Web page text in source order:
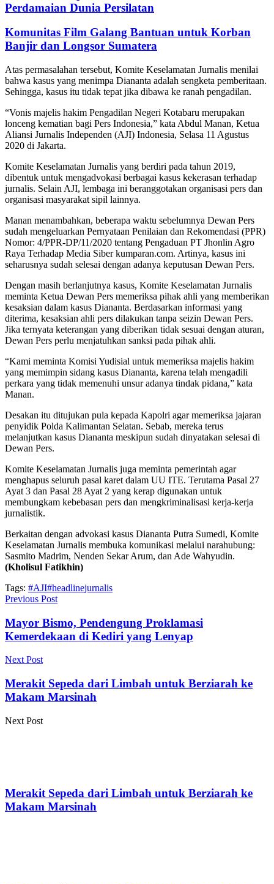
Perdamaian Dunia Persilatan
Komunitas Film Galang Bantuan untuk Korban
Banjir dan Longsor Sumatera
Atas permasalahan tersebut, Komite Keselamatan Jurnalis menilai
bahwa kasus yang menimpa Diananta adalah sengketa pemberitaan.
Sehingga, kasus itu tidak tepat jika dibawa ke ranah pengadilan.
“Vonis majelis hakim Pengadilan Negeri Kotabaru merupakan
lonceng kematian bagi Pers Indonesia,” kata Abdul Manan, Ketua
Aliansi Jurnalis Independen (AJI) Indonesia, Selasa 11 Agustus
2020 di Jakarta.
Komite Keselamatan Jurnalis yang berdiri pada tahun 2019,
dibentuk untuk mengadvokasi berbagai kasus kekerasan terhadap
jurnalis. Selain AJI, lembaga ini beranggotakan organisasi pers dan
organisasi masyarakat sipil lainnya.
Manan menambahkan, beberapa waktu sebelumnya Dewan Pers
sudah mengeluarkan Pernyataan Penilaian dan Rekomendasi (PPR)
Nomor: 4/PPR-DP/11/2020 tentang Pengaduan PT Jhonlin Agro
Raya Terhadap Media Siber kumparan.com. Artinya, kasus ini
seharusnya sudah selesai dengan adanya keputusan Dewan Pers.
Dengan masih berlanjutnya kasus, Komite Keselamatan Jurnalis
meminta Ketua Dewan Pers memeriksa pihak ahli yang memberikan
kesaksian dalam kasus Diananta. Berdasarkan informasi yang
diterima, kesaksian ahli pers dilakukan tanpa seizin Dewan Pers.
Jika ternyata keterangan yang diberikan tidak sesuai dengan aturan,
Dewan Pers perlu menjatuhkan sanksi pada pihak ahli.
“Kami meminta Komisi Yudisial untuk memeriksa majelis hakim
yang memimpin sidang kasus Diananta, karena telah mengadili
perkara yang tidak memenuhi unsur adanya tindak pidana,” kata
Manan.
Desakan itu ditujukan pula kepada Kapolri agar memeriksa jajaran
penyidik Polda Kalimantan Selatan. Sebab, mereka terus
melanjutkan kasus Diananta meskipun sudah dinyatakan selesai di
Dewan Pers.
Komite Keselamatan Jurnalis juga meminta pemerintah agar
menghapus seluruh pasal karet dalam UU ITE. Terutama Pasal 27
Ayat 3 dan Pasal 28 Ayat 2 yang kerap digunakan untuk
membungkam kebebasan pers dan mengkriminalisasi kerja-kerja
jurnalistik.
Berkaitan dengan advokasi kasus Diananta Putra Sumedi, Komite
Keselamatan Jurnalis membuka komunikasi melalui narahubung:
Sasmito Madrim, Nenden Sekar Arum, dan Ade Wahyudin.
(Kholisul Fatikhin)
Tags: #AJI#headlinejurnalis
Previous Post
Mayor Bismo, Pendengung Proklamasi
Kemerdekaan di Kediri yang Lenyap
Next Post
Merakit Sepeda dari Limbah untuk Berziarah ke
Makam Marsinah
Next Post
Merakit Sepeda dari Limbah untuk Berziarah ke
Makam Marsinah